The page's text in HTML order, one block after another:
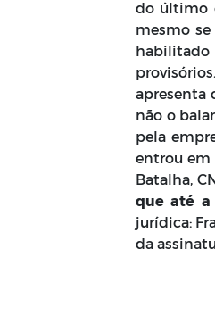
do último
mesmo
habilitado
apresenta
não o
pela
entrou em
Batalha,
que até a
jurídica:
da